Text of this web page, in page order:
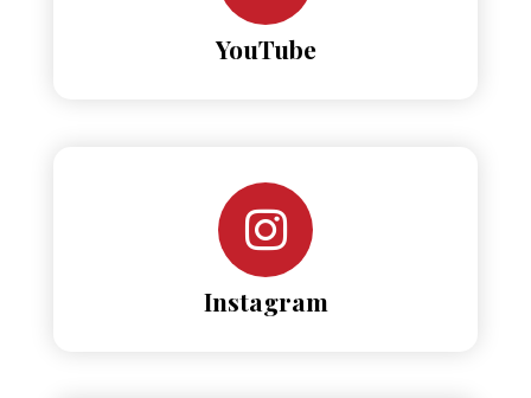
YouTube
Instagram